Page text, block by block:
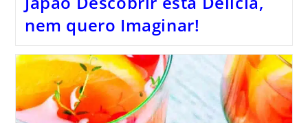
nem quero Imaginar!